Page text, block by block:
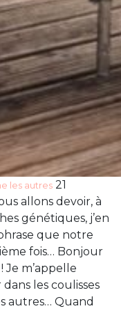
les autres 21
allons devoir, à
génétiques, j’en
que notre
fois… Bonjour
Je m’appelle
les coulisses
autres… Quand